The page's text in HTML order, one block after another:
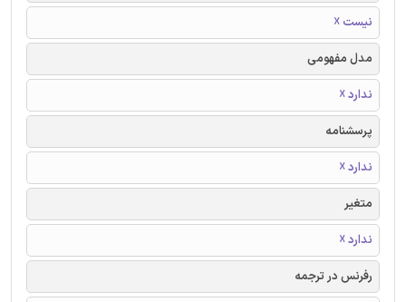
نیست ☓
مدل مفهومی
ندارد ☓
پرسشنامه
ندارد ☓
متغیر
ندارد ☓
رفرنس در ترجمه